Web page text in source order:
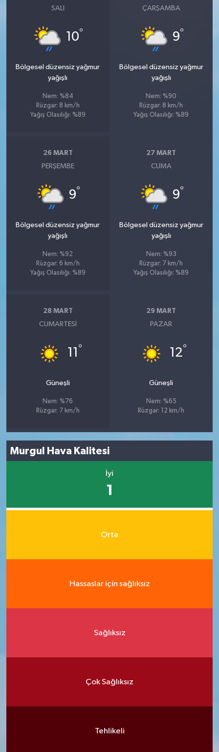
SALI
10°
Bölgesel düzensiz yağmur
yağışlı
Nem: %84
Rüzgar: 8 km/h
Yağış Olasılığı: %89
ÇARŞAMBA
9°
Bölgesel düzensiz yağmur
yağışlı
Nem: %90
Rüzgar: 8 km/h
Yağış Olasılığı: %89
26 MART
PERŞEMBE
9°
Bölgesel düzensiz yağmur
yağışlı
Nem: %92
Rüzgar: 6 km/h
Yağış Olasılığı: %89
27 MART
CUMA
9°
Bölgesel düzensiz yağmur
yağışlı
Nem: %93
Rüzgar: 7 km/h
Yağış Olasılığı: %89
28 MART
CUMARTESI
11 °
Güneşli
Nem: %76
Rüzgar: 7 km/h
29 MART
PAZAR
12°
Güneşli
Nem: %65
Rüzgar: 12 km/h
Murgul Hava Kalitesi
İyi
1
Orta
Hassaslar için sağlıksız
Sağlıksız
Çok Sağlıksız
Tehlikeli